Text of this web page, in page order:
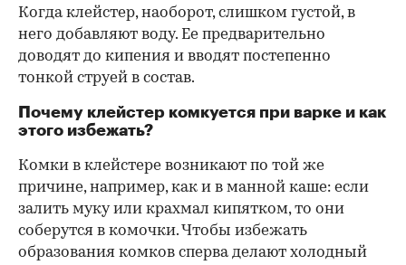
Когда клейстер, наоборот, слишком густой, в
него добавляют воду. Ее предварительно
доводят до кипения и вводят постепенно
тонкой струей в состав.
Почему клейстер комкуется при варке и как
этого избежать?
Комки в клейстере возникают по той же
причине, например, как и в манной каше: если
залить муку или крахмал кипятком, то они
соберутся в комочки. Чтобы избежать
образования комков сперва делают холодный